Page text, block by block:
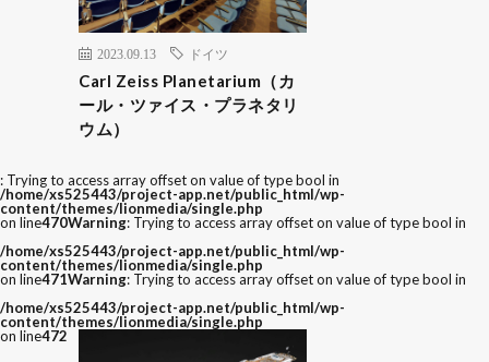
2023.09.13 ドイツ
Carl Zeiss Planetarium（カ
ール・ツァイス・プラネタリ
ウム）
: Trying to access array offset on value of type bool in
/home/xs525443/project-app.net/public_html/wp-
content/themes/lionmedia/single.php
on line470Warning: Trying to access array offset on value of type bool in
/home/xs525443/project-app.net/public_html/wp-
content/themes/lionmedia/single.php
on line471Warning: Trying to access array offset on value of type bool in
/home/xs525443/project-app.net/public_html/wp-
content/themes/lionmedia/single.php
on line472